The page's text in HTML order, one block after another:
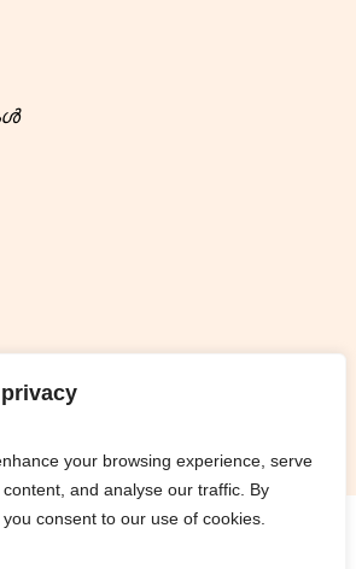
your browsing experience, serve
and analyse our traffic. By
consent to our use of cookies.